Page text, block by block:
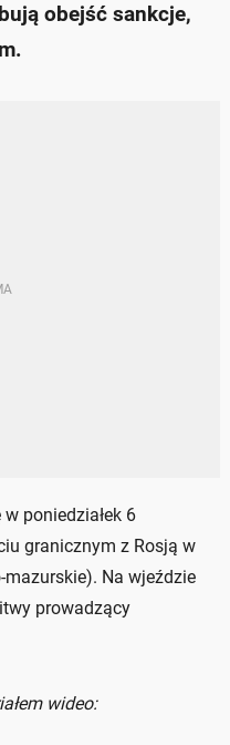
obejść sankcje,
poniedziałek 6
granicznym z Rosją w
Na wjeździe
prowadzący
wideo: